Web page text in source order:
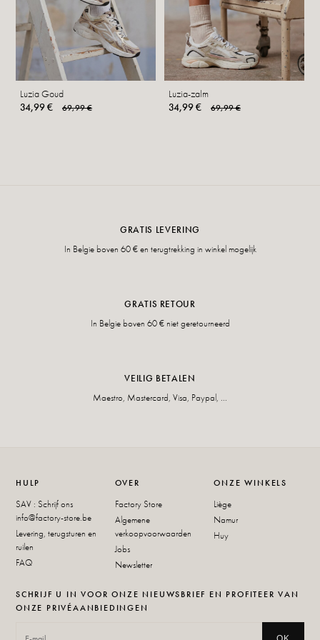
Luzia Goud
34,99 €
69,99 €
Luzia-zalm
34,99 €
69,99 €
GRATIS LEVERING
In Belgie boven 60 € en terugtrekking in winkel mogelijk
GRATIS RETOUR
In Belgie boven 60 € niet geretourneerd
VEILIG BETALEN
Maestro, Mastercard, Visa, Paypal, ...
HULP
SAV : Schrijf ons
info@factory-store.be
Levering, terugsturen en
ruilen
FAQ
OVER
Factory Store
Algemene
verkoopvoorwaarden
Jobs
Newsletter
ONZE WINKELS
Liège
Namur
Huy
SCHRIJF U IN VOOR ONZE NIEUWSBRIEF EN PROFITEER VAN
ONZE PRIVÉAANBIEDINGEN